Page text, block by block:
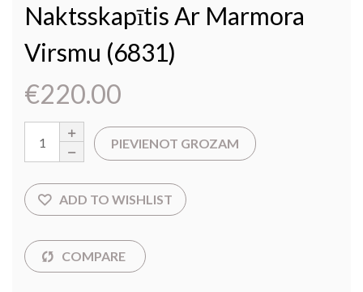
Naktsskapītis Ar Marmora
Virsmu (6831)
€220.00
PIEVIENOT GROZAM